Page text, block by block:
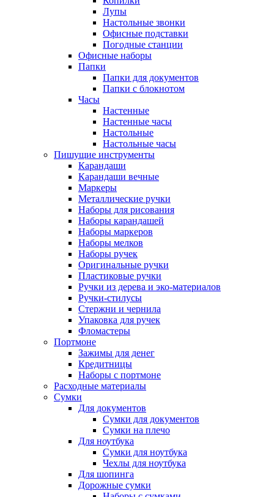
Лупы
Настольные звонки
Офисные подставки
Погодные станции
Офисные наборы
Папки
Папки для документов
Папки с блокнотом
Часы
Настенные
Настенные часы
Настольные
Настольные часы
Пишущие инструменты
Карандаши
Карандаши вечные
Маркеры
Металлические ручки
Наборы для рисования
Наборы карандашей
Наборы маркеров
Наборы мелков
Наборы ручек
Оригинальные ручки
Пластиковые ручки
Ручки из дерева и эко-материалов
Ручки-стилусы
Стержни и чернила
Упаковка для ручек
Фломастеры
Портмоне
Зажимы для денег
Кредитницы
Наборы с портмоне
Расходные материалы
Сумки
Для документов
Сумки для документов
Сумки на плечо
Для ноутбука
Сумки для ноутбука
Чехлы для ноутбука
Для шопинга
Дорожные сумки